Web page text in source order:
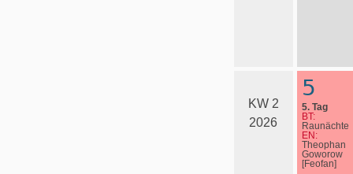
KW 2
2026
5
5. Tag
BT:
Raunächte
EN:
Theophan
Goworow
[Feofan]